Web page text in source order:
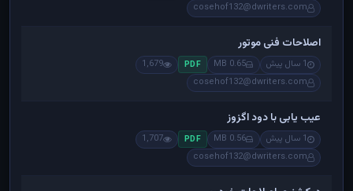
cosehof132@dwriters.com
اصلاحات فنی موتور
1 سال پیش 0.65 MB
PDF
1,679
cosehof132@dwriters.com
عیب یابی با دود اگزوز
1 سال پیش 0.56 MB
PDF
1,707
cosehof132@dwriters.com